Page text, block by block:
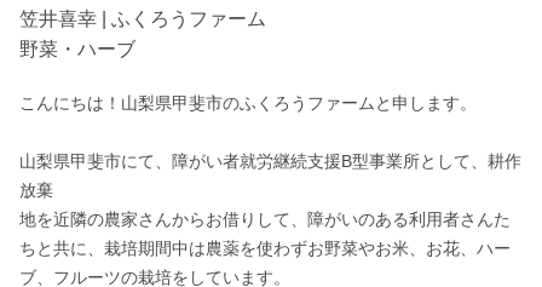
笠井喜幸 | ふくろうファーム
野菜・ハーブ
こんにちは！山梨県甲斐市のふくろうファームと申します。
山梨県甲斐市にて、障がい者就労継続支援B型事業所として、耕作
放棄
地を近隣の農家さんからお借りして、障がいのある利用者さんた
ちと共に、栽培期間中は農薬を使わずお野菜やお米、お花、ハー
ブ、フルーツの栽培をしています。